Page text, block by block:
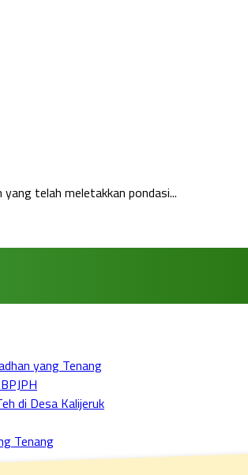
telah meletakkan pondasi...
yang Tenang
di Desa Kalijeruk
Tenang